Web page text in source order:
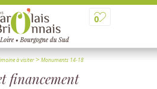
0
à visiter> Monuments 14-18
financement